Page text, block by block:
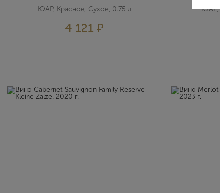
ЮАР, Красное, Сухое, 0.75 л
4 121 ₽
ЮАР,